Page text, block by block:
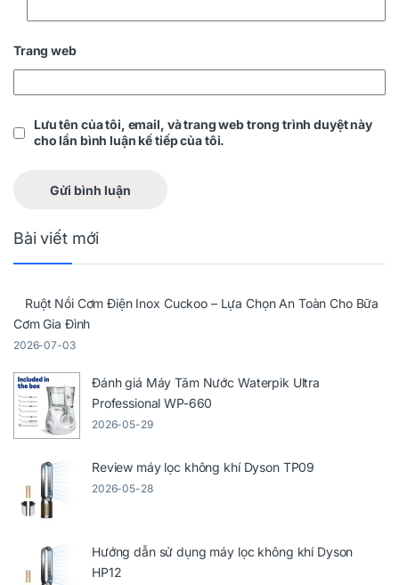
Trang web
Lưu tên của tôi, email, và trang web trong trình duyệt này
cho lần bình luận kế tiếp của tôi.
Bài viết mới
Ruột Nồi Cơm Điện Inox Cuckoo – Lựa Chọn An Toàn Cho Bữa
Cơm Gia Đình
2026-07-03
Đánh giá Máy Tăm Nước Waterpik Ultra
Professional WP-660
2026-05-29
Review máy lọc không khí Dyson TP09
2026-05-28
Hướng dẫn sử dụng máy lọc không khí Dyson
HP12